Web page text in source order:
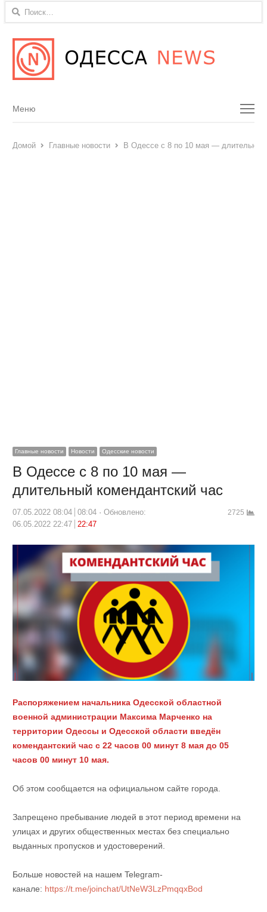
Найти:
Menu
Меню
Домой Главные новости В Одессе с 8 по 10 мая — длительный
Главные новости Новости Одесские новости
В Одессе с 8 по 10 мая —
длительный комендантский час
07.05.2022 08:04 08:04
Обновлено:
06.05.2022 22:47
22:47
2725
Распоряжением начальника Одесской областной
военной администрации Максима Марченко на
территории Одессы и Одесской области введён
комендантский час с 22 часов 00 минут 8 мая до 05
часов 00 минут 10 мая.
Об этом сообщается на официальном сайте города.
Запрещено пребывание людей в этот период времени на
улицах и других общественных местах без специально
выданных пропусков и удостоверений.
Больше новостей на нашем Telegram-
канале: https://t.me/joinchat/UtNeW3LzPmqqxBod